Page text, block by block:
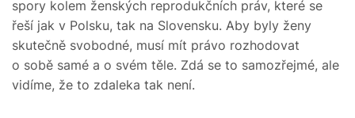
spory kolem ženských reprodukčních práv, které se
řeší jak v Polsku, tak na Slovensku. Aby byly ženy
skutečně svobodné, musí mít právo rozhodovat
o sobě samé a o svém těle. Zdá se to samozřejmé, ale
vidíme, že to zdaleka tak není.